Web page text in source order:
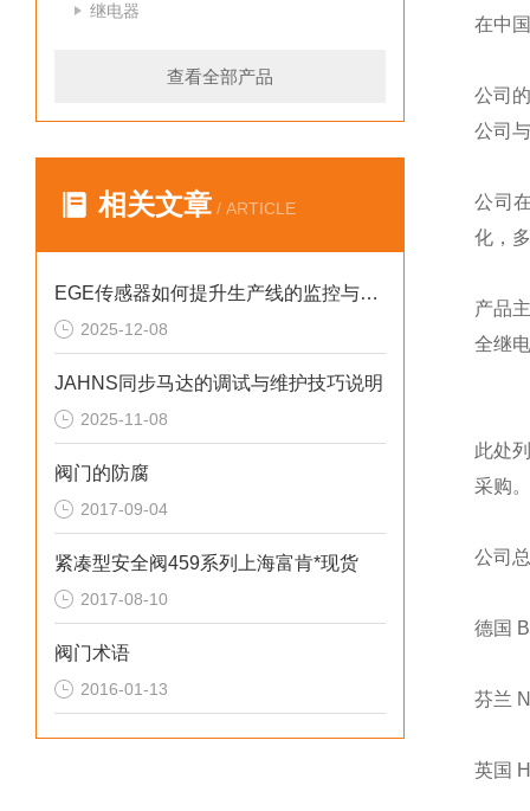
继电器
查看全部产品
相关文章 / ARTICLE
EGE传感器如何提升生产线的监控与管理效率？
2025-12-08
JAHNS同步马达的调试与维护技巧说明
2025-11-08
阀门的防腐
2017-09-04
紧凑型安全阀459系列上海富肯*现货
2017-08-10
阀门术语
2016-01-13
在中
公司
公司
公司
化，
产品
全继
此处
采购。
公司
德国
芬兰
英国